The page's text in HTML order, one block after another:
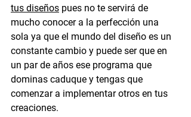
tus diseños pues no te servirá de
mucho conocer a la perfección una
sola ya que el mundo del diseño es un
constante cambio y puede ser que en
un par de años ese programa que
dominas caduque y tengas que
comenzar a implementar otros en tus
creaciones.